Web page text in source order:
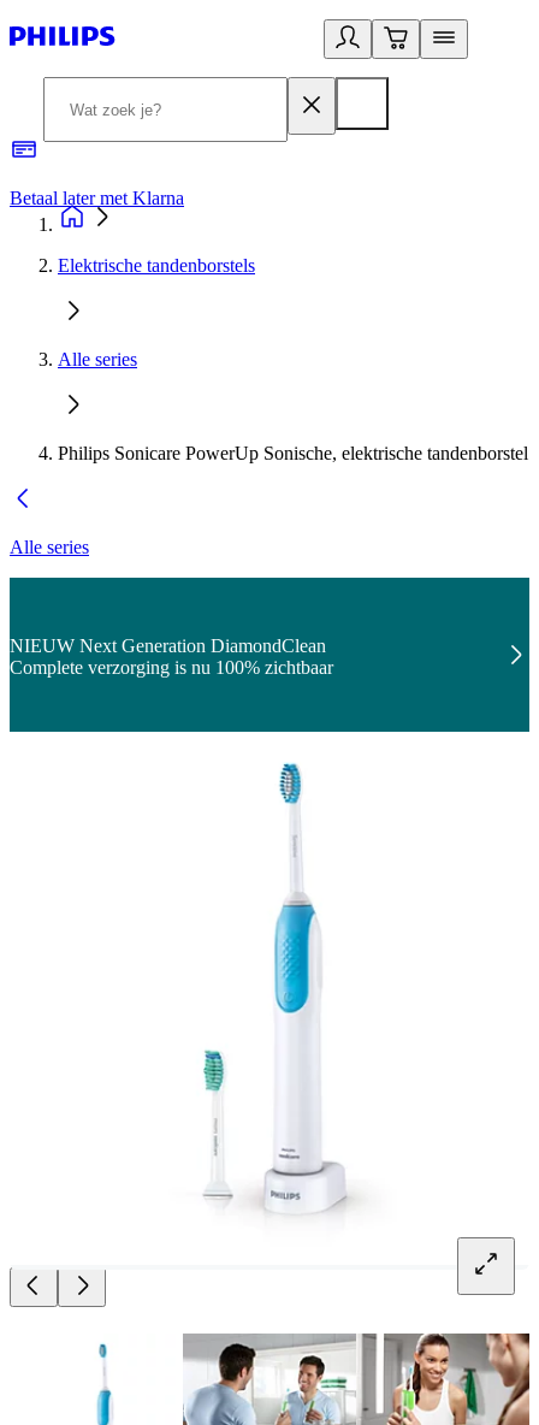
Betaal later met Klarna
Elektrische tandenborstels
Alle series
Philips Sonicare PowerUp Sonische, elektrische tandenborstel
Alle series
NIEUW Next Generation DiamondClean
Complete verzorging is nu 100% zichtbaar